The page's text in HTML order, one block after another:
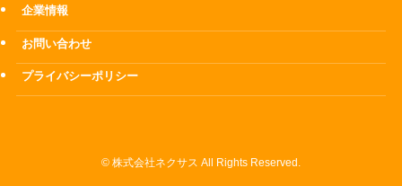
企業情報
お問い合わせ
プライバシーポリシー
© 株式会社ネクサス All Rights Reserved.